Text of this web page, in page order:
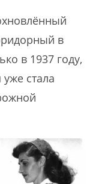
в
в 1937 году,
стала